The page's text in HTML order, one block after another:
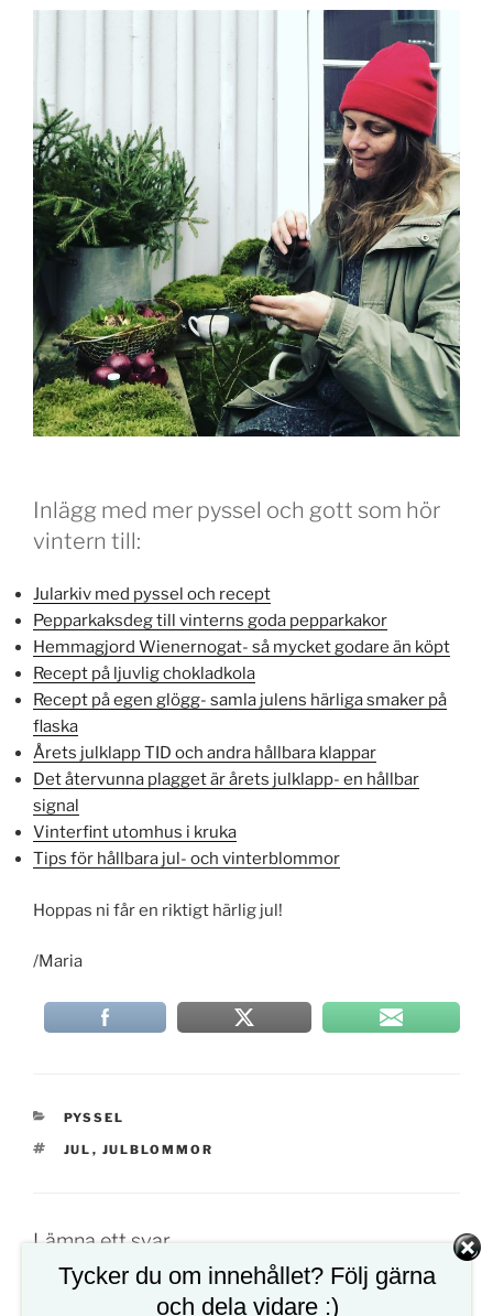
Inlägg med mer pyssel och gott som hör
vintern till:
Jularkiv med pyssel och recept
Pepparkaksdeg till vinterns goda pepparkakor
Hemmagjord Wienernogat- så mycket godare än köpt
Recept på ljuvlig chokladkola
Recept på egen glögg- samla julens härliga smaker på
flaska
Årets julklapp TID och andra hållbara klappar
Det återvunna plagget är årets julklapp- en hållbar
signal
Vinterfint utomhus i kruka
Tips för hållbara jul- och vinterblommor
Hoppas ni får en riktigt härlig jul!
/Maria
KATEGORIER
PYSSEL
TAGGAR
JUL , JULBLOMMOR
Lämna ett svar
Din e-postadress kommer inte publiceras.
Obligatoriska fält är märkta
Tycker du om innehållet? Följ gärna
och dela vidare :)